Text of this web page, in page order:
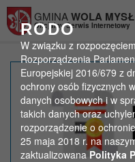
RODO
W związku z
Rozporządzenia
Europejskiej 2016/679 z
ochrony osób fizycznych
danych osobowych i w
takich danych oraz
rozporządzenie o
25 maja 2018 r. na
zaktualizowanaPolityka
GMINA WOLA
Oficjalny Serwis Internetowy
Dla
gminie
Strona główna >